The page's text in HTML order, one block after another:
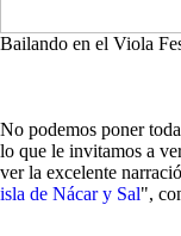
Bailando en el Viola
No podemos poner
lo que le invitamos a
ver la excelente
isla de Nácar y Sal",